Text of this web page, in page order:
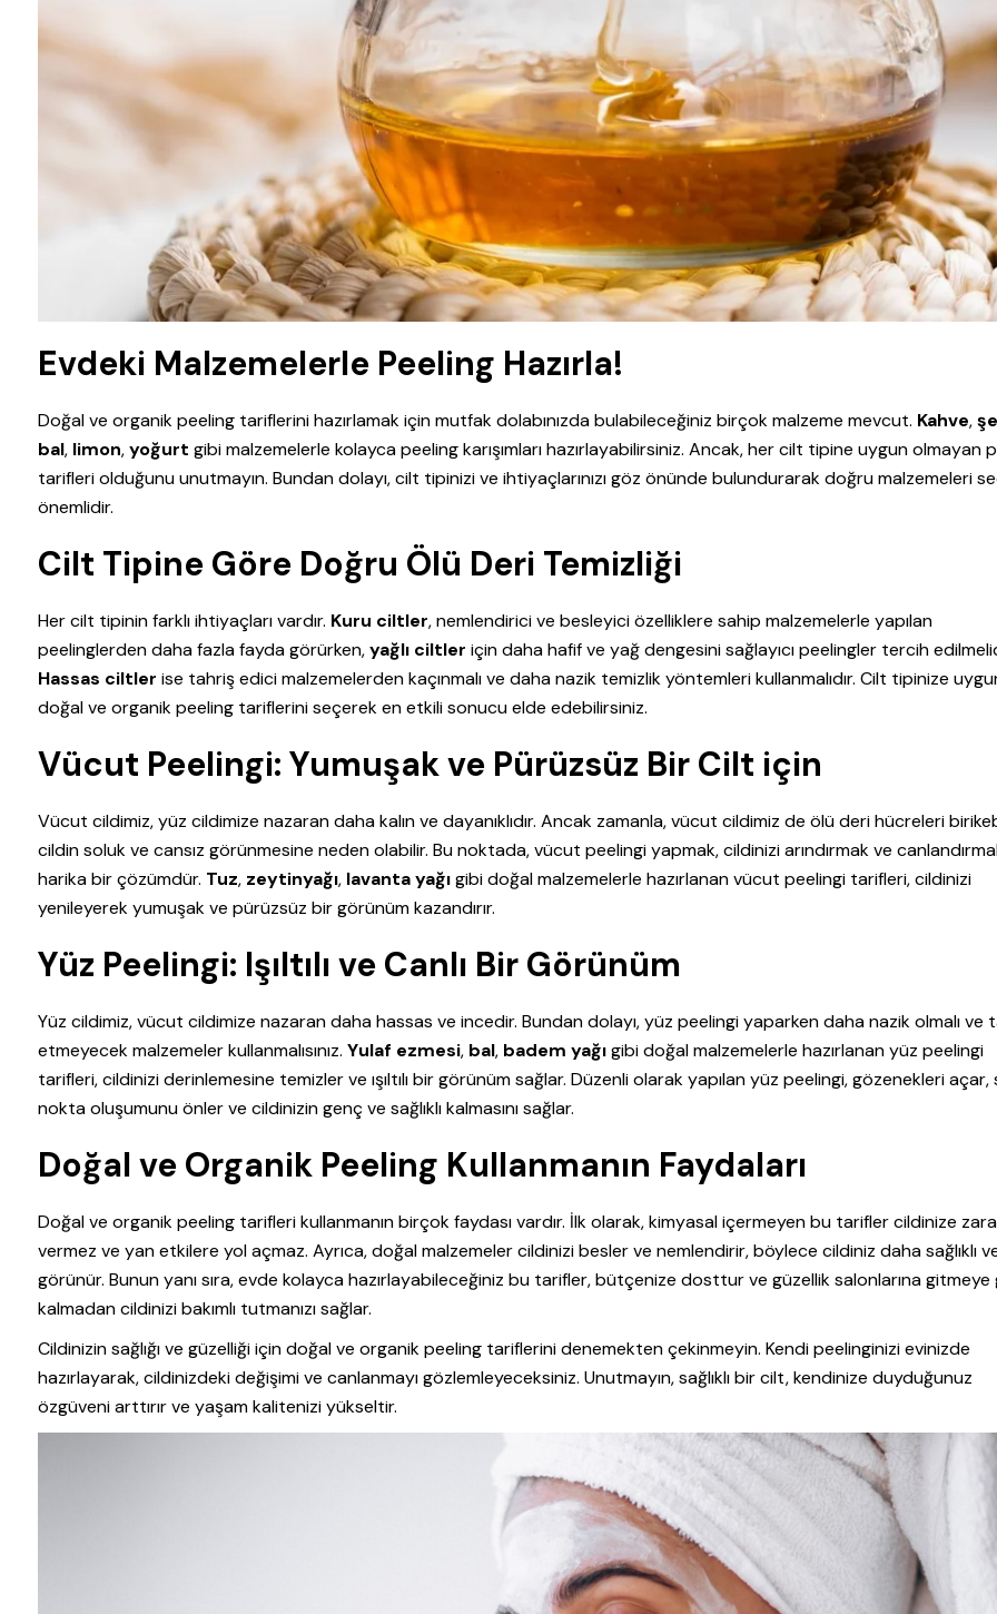
Evdeki Malzemelerle Peeling Hazırla!
Doğal ve organik peeling tariflerini hazırlamak için mutfak dolabınızda bulabileceğiniz birçok malzeme mevcut. Kahve,
bal, limon,yoğurt gibi malzemelerle kolayca peeling karışımları hazırlayabilirsiniz. Ancak, her cilt tipine uygun olmayan
tarifleri olduğunu unutmayın. Bundan dolayı, cilt tipinizi ve ihtiyaçlarınızı göz önünde bulundurarak doğru malzemeleri
önemlidir.
Cilt Tipine Göre Doğru Ölü Deri Temizliği
Her cilt tipinin farklı ihtiyaçları vardır. Kuru ciltler, nemlendirici ve besleyici özelliklere sahip malzemelerle yapılan
peelinglerden daha fazla fayda görürken,yağlı ciltler için daha hafif ve yağ dengesini sağlayıcı peelingler tercih
Hassas ciltler ise tahriş edici malzemelerden kaçınmalı ve daha nazik temizlik yöntemleri kullanmalıdır. Cilt tipinize
doğal ve organik peeling tariflerini seçerek en etkili sonucu elde edebilirsiniz.
Vücut Peelingi: Yumuşak ve Pürüzsüz Bir Cilt için
Vücut cildimiz, yüz cildimize nazaran daha kalın ve dayanıklıdır. Ancak zamanla, vücut cildimiz de ölü deri hücreleri
cildin soluk ve cansız görünmesine neden olabilir. Bu noktada, vücut peelingi yapmak, cildinizi arındırmak ve
harika bir çözümdür. Tuz, zeytinyağı, lavanta yağıgibi doğal malzemelerle hazırlanan vücut peelingi tarifleri, cildinizi
yenileyerek yumuşak ve pürüzsüz bir görünüm kazandırır.
Yüz Peelingi: Işıltılı ve Canlı Bir Görünüm
Yüz cildimiz, vücut cildimize nazaran daha hassas ve incedir. Bundan dolayı, yüz peelingi yaparken daha nazik olmalı ve
etmeyecek malzemeler kullanmalısınız. Yulaf ezmesi, bal, badem yağıgibi doğal malzemelerle hazırlanan yüz peelingi
tarifleri, cildinizi derinlemesine temizler ve ışıltılı bir görünüm sağlar. Düzenli olarak yapılan yüz peelingi, gözenekleri açar,
nokta oluşumunu önler ve cildinizin genç ve sağlıklı kalmasını sağlar.
Doğal ve Organik Peeling Kullanmanın Faydaları
Doğal ve organik peeling tarifleri kullanmanın birçok faydası vardır. İlk olarak, kimyasal içermeyen bu tarifler cildinize
vermez ve yan etkilere yol açmaz. Ayrıca, doğal malzemeler cildinizi besler ve nemlendirir, böylece cildiniz daha sağlıklı
görünür. Bunun yanı sıra, evde kolayca hazırlayabileceğiniz bu tarifler, bütçenize dosttur ve güzellik salonlarına gitmeye
kalmadan cildinizi bakımlı tutmanızı sağlar.
Cildinizin sağlığı ve güzelliği için doğal ve organik peeling tariflerini denemekten çekinmeyin. Kendi peelinginizi evinizde
hazırlayarak, cildinizdeki değişimi ve canlanmayı gözlemleyeceksiniz. Unutmayın, sağlıklı bir cilt, kendinize duyduğunuz
özgüveni arttırır ve yaşam kalitenizi yükseltir.